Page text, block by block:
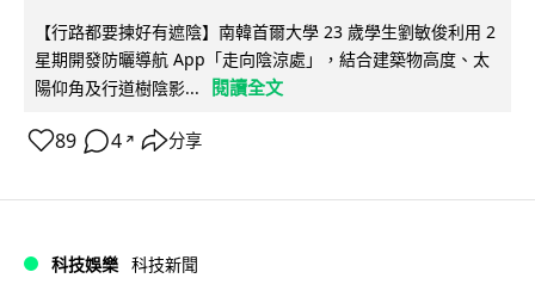
【行路都要揀好有遮陰】南韓首爾大學 23 歲學生劉敏俊利用 2
星期開發防曬導航 App「走向陰涼處」，結合建築物高度、太
陽仰角及行道樹陰影...
閱讀全文
89 4 ↗ 分享
科技娛樂 科技新聞